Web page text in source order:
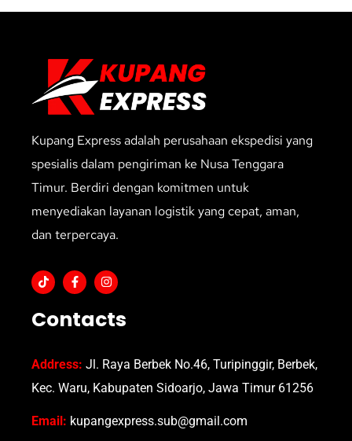
Kupang Express adalah perusahaan ekspedisi yang
spesialis dalam pengiriman ke Nusa Tenggara
Timur. Berdiri dengan komitmen untuk
menyediakan layanan logistik yang cepat, aman,
dan terpercaya.
Contacts
Address: Jl. Raya Berbek No.46, Turipinggir, Berbek,
Kec. Waru, Kabupaten Sidoarjo, Jawa Timur 61256
Email: kupangexpress.sub@gmail.com